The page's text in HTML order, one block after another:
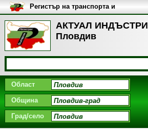
АКТУАЛ
Пловдив
Регистър на транспорта и
транспортните фирми в
България
Област
Община
Град/село